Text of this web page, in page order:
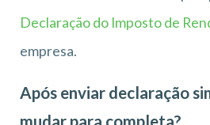
Declaração do Imposto de
empresa.
Após enviar declaração
mudar para completa?